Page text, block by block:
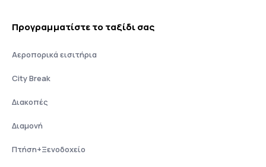
Προγραμματίστε το ταξίδι σας
Αεροπορικά εισιτήρια
City Break
Διακοπές
Διαμονή
Πτήση+Ξενοδοχείο